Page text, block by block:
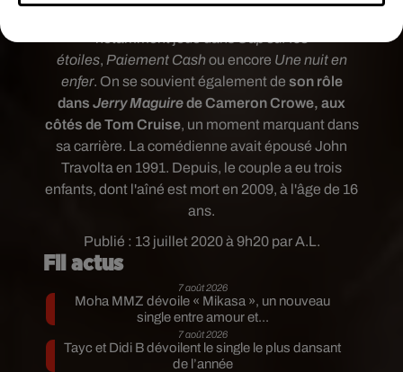
Publié : 13 juillet 2020 à 9h20 par A.L.
étoiles, Paiement Cashou encore Une nuit en
enfer. On se souvient également de son rôle
dans Jerry Maguirede Cameron Crowe, aux
côtés de Tom Cruise, un moment marquant dans
sa carrière. La comédienne avait épousé John
Travolta en 1991. Depuis, le couple a eu trois
enfants, dont l'aîné est mort en 2009, à l'âge de 16
ans.
Fil actus
7 août 2026
Moha MMZ dévoile « Mikasa », un nouveau
single entre amour et...
7 août 2026
Tayc et Didi B dévoilent le single le plus dansant
de l’année